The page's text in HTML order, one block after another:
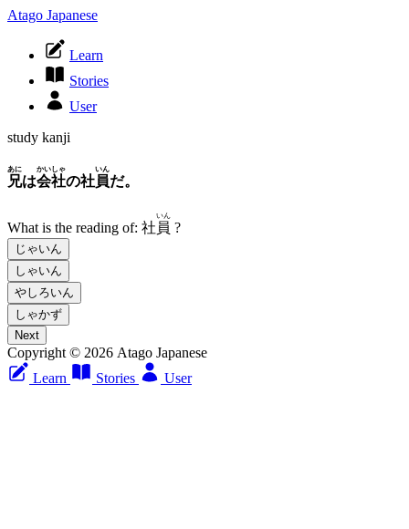
Atago Japanese
Learn
Stories
User
study kanji
兄
あに
は会社
かいしゃ
の社員
いん
だ。
What is the reading of: 社 員
いん
?
じゃいん
しゃいん
やしろいん
しゃかず
Next
Copyright © 2026 Atago Japanese
Learn
Stories User